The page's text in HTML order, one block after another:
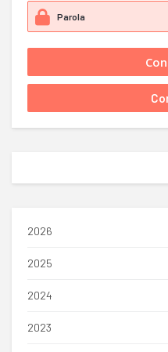
2026
2025
2024
2023